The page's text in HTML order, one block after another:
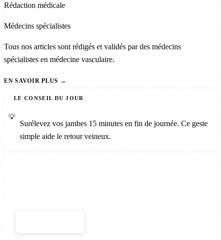
Rédaction médicale
Médecins spécialistes
Tous nos articles sont rédigés et validés par des médecins
spécialistes en médecine vasculaire.
EN SAVOIR PLUS
LE CONSEIL DU JOUR
💡
Surélevez vos jambes 15 minutes en fin de journée. Ce geste
simple aide le retour veineux.